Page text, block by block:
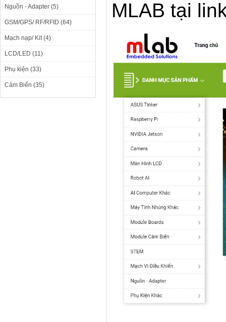
Nguồn - Adapter (5)
GSM/GPS/ RF/RFID (64)
Mạch nạp/ Kit (4)
LCD/LED (11)
Phụ kiện (33)
Cảm Biến (35)
MLAB tại